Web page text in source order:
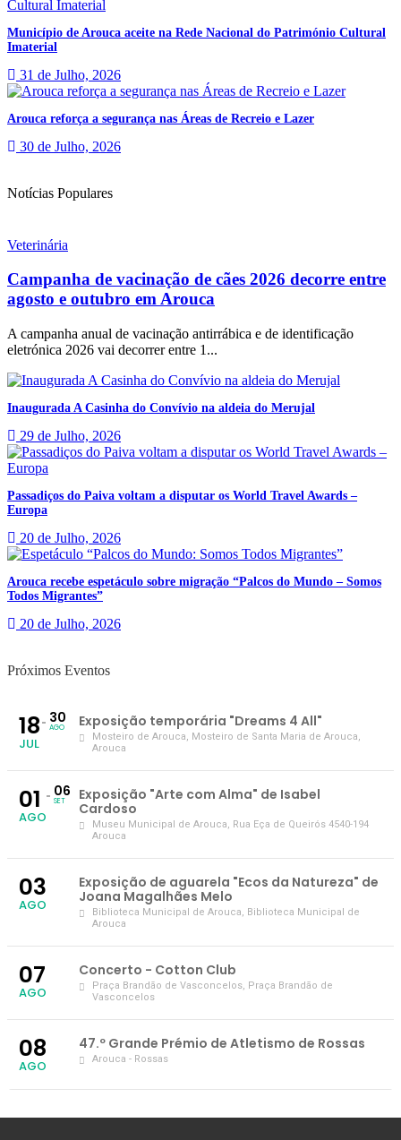
Município de Arouca aceite na Rede Nacional do Património Cultural
Imaterial
31 de Julho, 2026
Arouca reforça a segurança nas Áreas de Recreio e Lazer
30 de Julho, 2026
Notícias Populares
Veterinária
Campanha de vacinação de cães 2026 decorre entre
agosto e outubro em Arouca
A campanha anual de vacinação antirrábica e de identificação
eletrónica 2026 vai decorrer entre 1...
Inaugurada A Casinha do Convívio na aldeia do Merujal
29 de Julho, 2026
Passadiços do Paiva voltam a disputar os World Travel Awards –
Europa
20 de Julho, 2026
Arouca recebe espetáculo sobre migração “Palcos do Mundo – Somos
Todos Migrantes”
20 de Julho, 2026
Próximos Eventos
18
JUL
30
AGO Exposição temporária "Dreams 4 All"
Mosteiro de Arouca, Mosteiro de Santa Maria de Arouca,
Arouca
01
AGO
06
SET
Exposição "Arte com Alma" de Isabel
Cardoso
Museu Municipal de Arouca, Rua Eça de Queirós 4540-194
Arouca
03
AGO
Exposição de aguarela "Ecos da Natureza" de
Joana Magalhães Melo
Biblioteca Municipal de Arouca, Biblioteca Municipal de
Arouca
07
AGO
Concerto - Cotton Club
Praça Brandão de Vasconcelos, Praça Brandão de
Vasconcelos
08
AGO
47.º Grande Prémio de Atletismo de Rossas
Arouca - Rossas